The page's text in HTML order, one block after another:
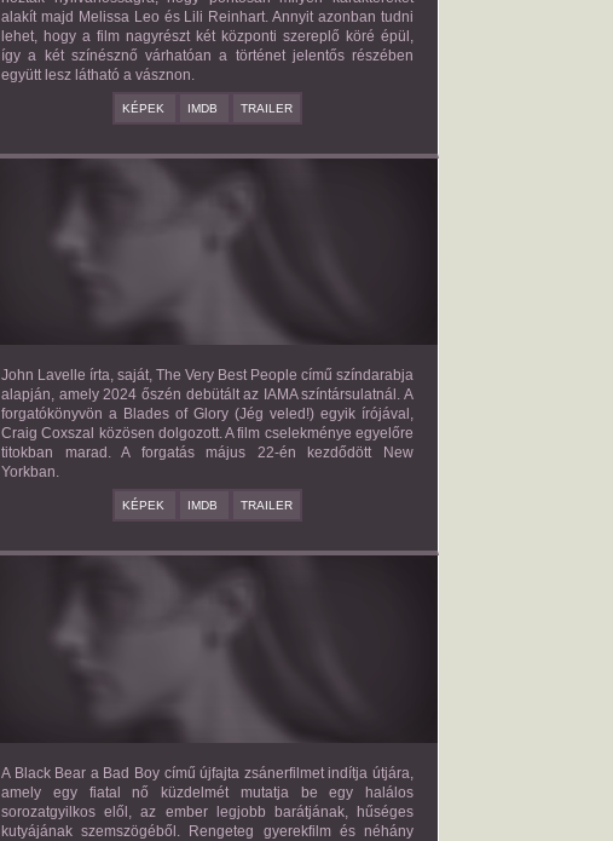
alakít majd Melissa Leo és Lili Reinhart. Annyit azonban tudni
lehet, hogy a film nagyrészt két központi szereplő köré épül,
így a két színésznő várhatóan a történet jelentős részében
együtt lesz látható a vásznon.
KÉPEK IMDB TRAILER
THE VERY BEST PEOPLE
John Lavelle írta, saját, The Very Best People című színdarabja
alapján, amely 2024 őszén debütált az IAMA színtársulatnál. A
forgatókönyvön a Blades of Glory (Jég veled!) egyik írójával,
Craig Coxszal közösen dolgozott. A film cselekménye egyelőre
titokban marad. A forgatás május 22-én kezdődött New
Yorkban.
KÉPEK IMDB TRAILER
BAD BOY
A Black Bear a Bad Boy című újfajta zsánerfilmet indítja útjára,
amely egy fiatal nő küzdelmét mutatja be egy halálos
sorozatgyilkos elől, az ember legjobb barátjának, hűséges
kutyájának szemszögéből. Rengeteg gyerekfilm és néhány